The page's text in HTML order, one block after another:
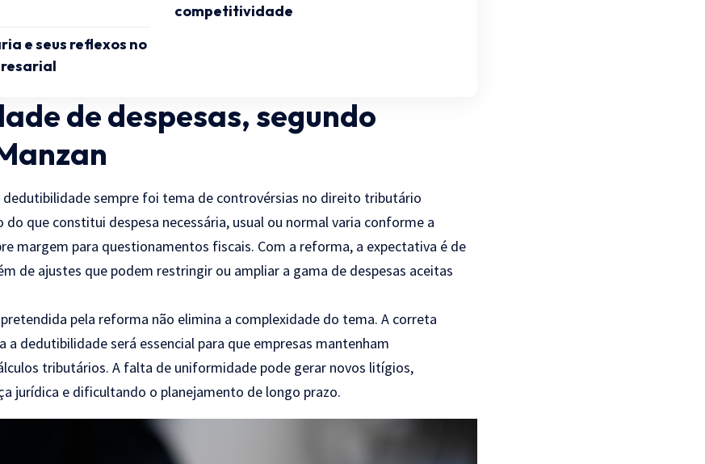
e seus reflexos no
competitividade
de despesas, segundo
dedutibilidade sempre foi tema de controvérsias no direito tributário
que constitui despesa necessária, usual ou normal varia conforme a
margem para questionamentos fiscais. Com a reforma, a expectativa é de
de ajustes que podem restringir ou ampliar a gama de despesas aceitas
pela reforma não elimina a complexidade do tema. A correta
a dedutibilidade será essencial para que empresas mantenham
tributários. A falta de uniformidade pode gerar novos litígios,
jurídica e dificultando o planejamento de longo prazo.